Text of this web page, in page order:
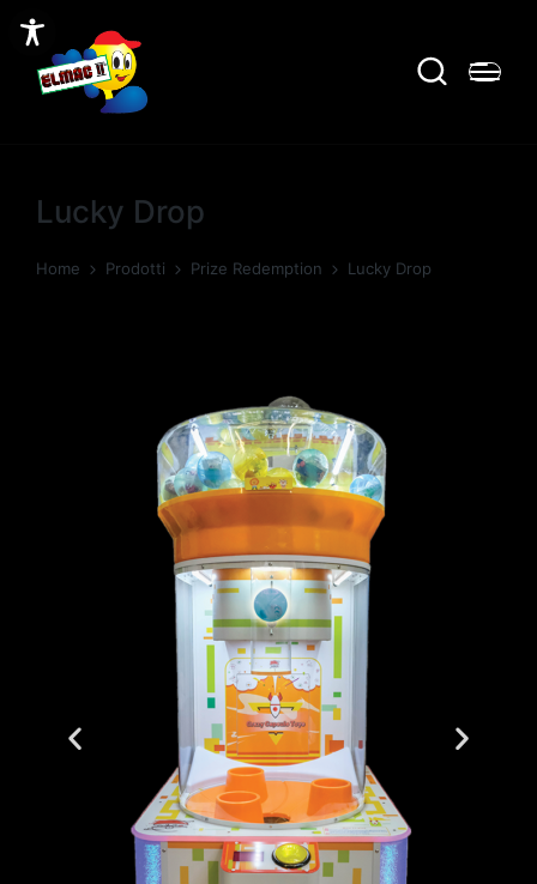
Lucky Drop
Home Prodotti Prize Redemption Lucky Drop